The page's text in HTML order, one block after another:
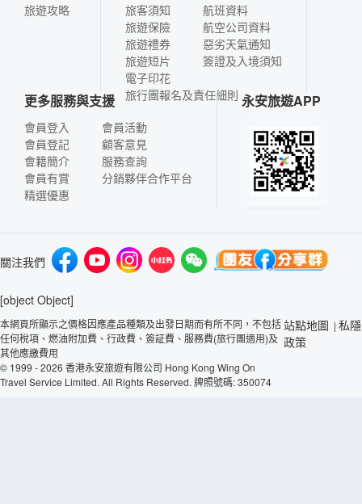
旅遊攻略
旅客須知
旅遊保險
旅遊禮券
旅遊短片
電子印花
航班資料
航空公司資料
惡劣天氣通知
簽證及入境須知
旅行團報名及責任細則
更多服務與支援
會員登入
會員登記
會籍簡介
會員有賞
精選優惠
會員活動
顧客意見
服務查詢
分銷夥伴合作平台
永安旅遊APP
關注我們
[object Object]
本網頁所顯示之價格因應產品種類及出發日期而有所不同，不包括
任何稅項、燃油附加費、行政費、簽証費、服務費(旅行團適用)及
其他應繳費用
© 1999 - 2026 香港永安旅遊有限公司 Hong Kong Wing On
Travel Service Limited. All Rights Reserved. 牌照號碼: 350074
站點地圖 | 私隱
政策